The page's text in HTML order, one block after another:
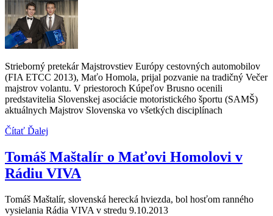
Strieborný pretekár Majstrovstiev Európy cestovných automobilov
(FIA ETCC 2013), Maťo Homola, prijal pozvanie na tradičný Večer
majstrov volantu. V priestoroch Kúpeľov Brusno ocenili
predstavitelia Slovenskej asociácie motoristického športu (SAMŠ)
aktuálnych Majstrov Slovenska vo všetkých disciplínach
Čítať Ďalej
Tomáš Maštalír o Maťovi Homolovi v
Rádiu VIVA
Tomáš Maštalír, slovenská herecká hviezda, bol hosťom ranného
vysielania Rádia VIVA v stredu 9.10.2013